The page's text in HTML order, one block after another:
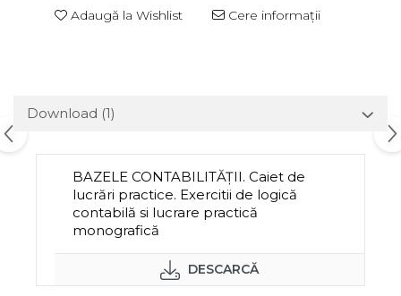
Adaugă la Wishlist Cere informații
Download (1)
BAZELE CONTABILITĂȚII. Caiet de
lucrări practice. Exercitii de logică
contabilă si lucrare practică
monografică
DESCARCĂ